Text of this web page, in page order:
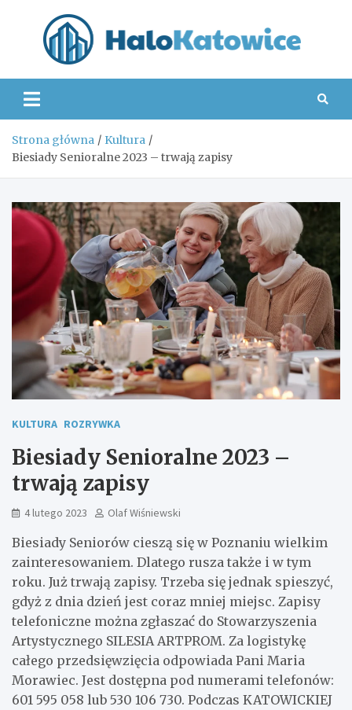
Strona główna
Kultura
Biesiady Senioralne 2023 – trwają zapisy
KULTURA ROZRYWKA
Biesiady Senioralne 2023 –
trwają zapisy
4 lutego 2023 Olaf Wiśniewski
Biesiady Seniorów cieszą się w Poznaniu wielkim
zainteresowaniem. Dlatego rusza także i w tym
roku. Już trwają zapisy. Trzeba się jednak spieszyć,
gdyż z dnia dzień jest coraz mniej miejsc. Zapisy
telefoniczne można zgłaszać do Stowarzyszenia
Artystycznego SILESIA ARTPROM. Za logistykę
całego przedsięwzięcia odpowiada Pani Maria
Morawiec. Jest dostępna pod numerami telefonów:
601 595 058 lub 530 106 730. Podczas KATOWICKIEJ